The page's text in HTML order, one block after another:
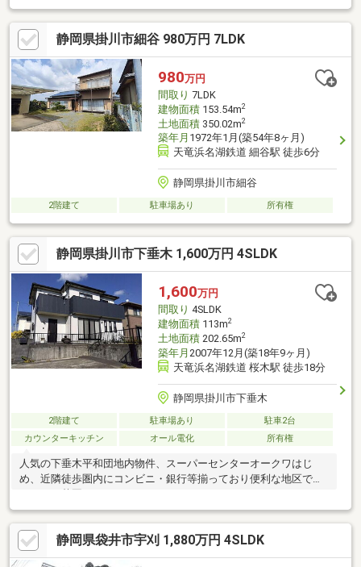
静岡県掛川市細谷 980万円 7LDK
980万円
間取り 7LDK
建物面積153.54m2
土地面積350.02m2
築年月 1972年1月(築54年8ヶ月)
天竜浜名湖鉄道 細谷駅 徒歩6分
静岡県掛川市細谷
2階建て 駐車場あり 所有権
静岡県掛川市下垂木 1,600万円 4SLDK
1,600万円
間取り 4SLDK
建物面積113m2
土地面積202.65m2
築年月 2007年12月(築18年9ヶ月)
天竜浜名湖鉄道 桜木駅 徒歩18分
静岡県掛川市下垂木
2階建て 駐車場あり
駐車2台
カウンターキッチン
オール電化 所有権
人気の下垂木平和団地内物件、スーパーセンターオークワはじ
め、近隣徒歩圏内にコンビニ・銀行等揃っており便利な地区で
す。ミニ菜園あり。
静岡県袋井市宇刈 1,880万円 4SLDK